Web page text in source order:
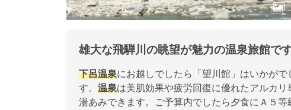
雄大な飛騨川の眺望が魅力の温泉旅館です
下呂温泉にお越しでしたら「望川館」はいかが
す。 温泉は美肌効果や疲労回復に優れたアルカ
湯あみできます。ご予算内でしたら夕食にＡ５